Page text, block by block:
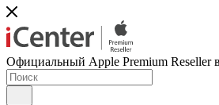
Официальный Apple Premium Reseller